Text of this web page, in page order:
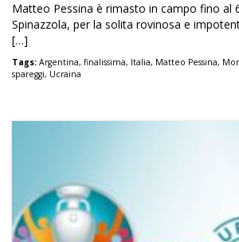
Matteo Pessina è rimasto in campo fino al
Spinazzola, per la solita rovinosa e
[…]
Tags: Argentina, finalissima, Italia, Matteo Pessina,
spareggi, Ucraina